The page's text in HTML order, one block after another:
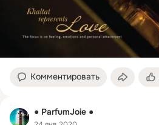
Комментировать
● ParfumJoie ●